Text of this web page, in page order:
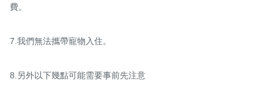
費。
7.我們無法攜帶寵物入住。
8.另外以下幾點可能需要事前先注意